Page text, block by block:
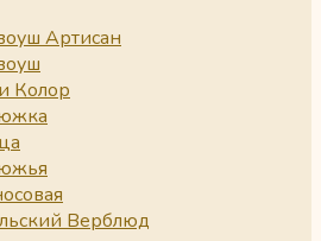
Артисан
Колор
Верблюд